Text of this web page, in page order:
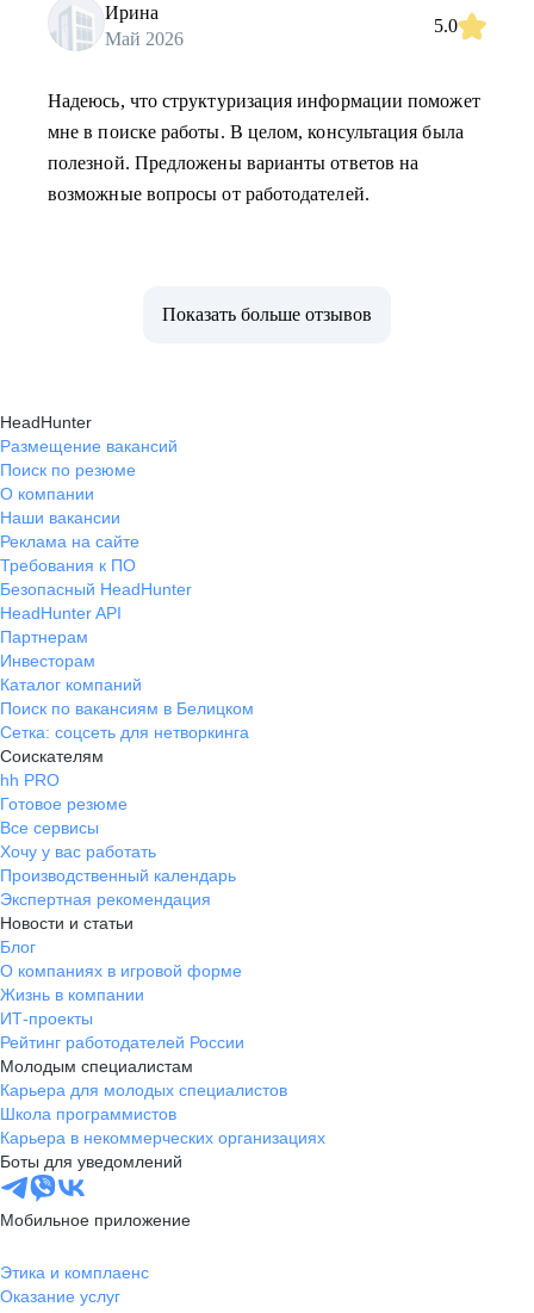
Ирина
Май 2026
5.0
Надеюсь, что структуризация информации поможет
мне в поиске работы. В целом, консультация была
полезной. Предложены варианты ответов на
возможные вопросы от работодателей.
Показать больше отзывов
HeadHunter
Размещение вакансий
Поиск по резюме
О компании
Наши вакансии
Реклама на сайте
Требования к ПО
Безопасный HeadHunter
HeadHunter API
Партнерам
Инвесторам
Каталог компаний
Поиск по вакансиям в Белицком
Сетка: соцсеть для нетворкинга
Соискателям
hh PRO
Готовое резюме
Все сервисы
Хочу у вас работать
Производственный календарь
Экспертная рекомендация
Новости и статьи
Блог
О компаниях в игровой форме
Жизнь в компании
ИТ-проекты
Рейтинг работодателей России
Молодым специалистам
Карьера для молодых специалистов
Школа программистов
Карьера в некоммерческих организациях
Боты для уведомлений
Мобильное приложение
Этика и комплаенс
Оказание услуг